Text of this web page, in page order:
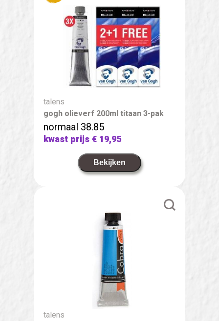
talens
gogh olieverf 200ml titaan 3-pak
normaal 38.85
kwast prijs€ 19,95
Bekijken
talens